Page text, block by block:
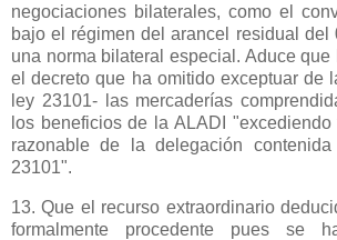
negociaciones bilaterales, como el
bajo el régimen del arancel residual del
una norma bilateral especial. Aduce
el decreto que ha omitido exceptuar de
ley 23101- las mercaderías
los beneficios de la ALADI
"excediendo
razonable de la delegación
23101".
13. Que el recurso extraordinario
formalmente procedente pues se